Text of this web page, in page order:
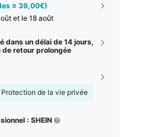
≥ 39,00€)
et le 18 août
dans un délai de 14 jours,
retour prolongée
Protection de la vie privée
: SHEIN